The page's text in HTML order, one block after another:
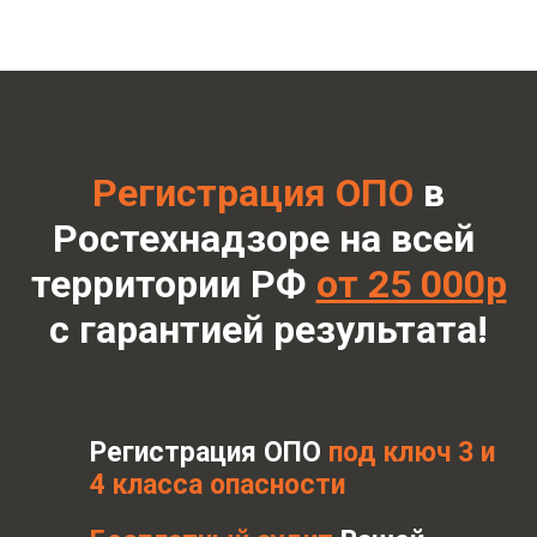
Регистрация ОПО в
Ростехнадзоре на всей
территории РФ от 25 000р
с гарантией результата!
Регистрация ОПО под ключ 3 и
4 класса опасности